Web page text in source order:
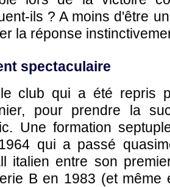
ils ? A moins d'être
la réponse
spectaculaire
club qui a été repris
pour prendre la
Une formation
qui a passé
italien entre son
B en 1983 (et même